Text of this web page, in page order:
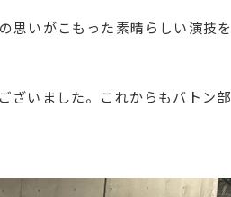
思いがこもった素晴らしい演技を
ざいました。これからもバトン部